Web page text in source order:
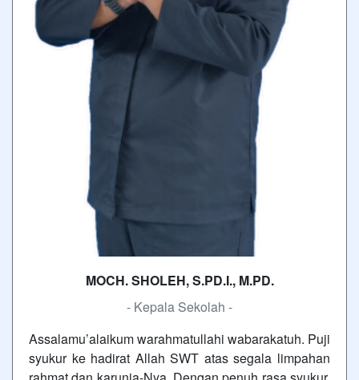
MOCH. SHOLEH, S.PD.I., M.PD.
- Kepala Sekolah -
Assalamu’alaikum warahmatullahi wabarakatuh. Puji
syukur ke hadirat Allah SWT atas segala limpahan